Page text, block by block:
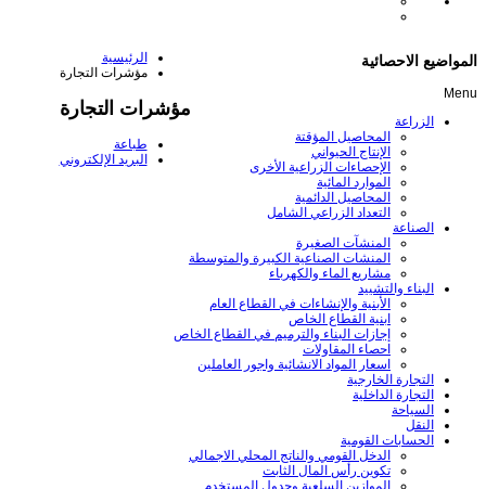
الرئيسية
مؤشرات التجارة
مؤشرات التجارة
طباعة
البريد الإلكتروني
المواضيع الاحصائية
Menu
الزراعة
المحاصيل المؤقتة
الإنتاج الحيواني
الإحصاءات الزراعية الأخرى
الموارد المائية
المحاصيل الدائمية
التعداد الزراعي الشامل
الصناعة
المنشآت الصغيرة
المنشات الصناعية الكبيرة والمتوسطة
مشاريع الماء والكهرباء
البناء والتشييد
الأبنية والإنشاءات في القطاع العام
ابنية القطاع الخاص
إجازات البناء والترميم في القطاع الخاص
احصاء المقاولات
اسعار المواد الانشائية واجور العاملين
التجارة الخارجية
التجارة الداخلية
السياحة
النقل
الحسابات القومية
الدخل القومي والناتج المحلي الاجمالي
تكوين رأس المال الثابت